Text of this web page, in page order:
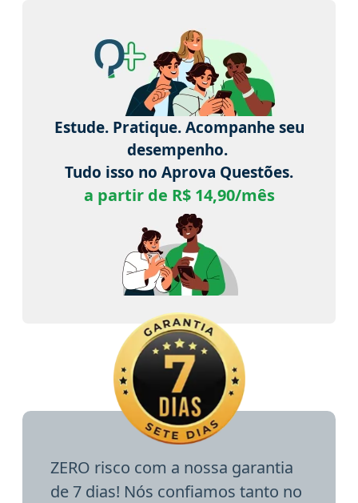
Estude. Pratique. Acompanhe seu
desempenho.
Tudo isso no Aprova Questões.
a partir de R$ 14,90/mês
ZERO risco com a nossa garantia
de 7 dias! Nós confiamos tanto no